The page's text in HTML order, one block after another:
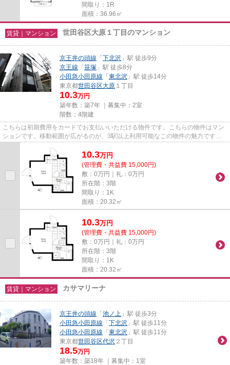
間取り：1R
面積：36.96㎡
賃貸｜マンション 世田谷区大原１丁目のマンション
京王井の頭線 「下北沢 」駅 徒歩9分
京王線 「笹塚 」駅 徒歩8分
小田急小田原線 「東北沢 」駅 徒歩14分
東京都世田谷区大原 １丁目
10.3万円
築年数：築7年 ｜募集中： 2室
階数：4階建
こちらは初期費用をカードでお支払いいただける物件です。こちらの物件はマン
ションです。移動範囲が広がるのが、3駅以上利用可能なこの物件の魅力です。
築7年の設備が充実した物件と...
10.3万円
(管理費・共益費 15,000円)
敷：0万円｜礼：0万円
所在階：3階
間取り：1K
面積：20.32㎡
10.3万円
(管理費・共益費 15,000円)
敷：0万円｜礼：0万円
所在階：3階
間取り：1K
面積：20.32㎡
賃貸｜マンション カサマリーナ
京王井の頭線 「池ノ上 」駅 徒歩3分
小田急小田原線 「下北沢 」駅 徒歩11分
小田急小田原線 「東北沢 」駅 徒歩11分
東京都世田谷区代沢 ２丁目
18.5万円
築年数：築18年 ｜募集中： 1室